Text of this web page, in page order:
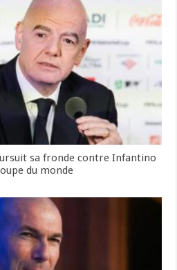
sa fronde contre Infantino
du monde